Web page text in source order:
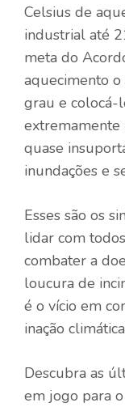
Celsius de
industrial até
meta do
aquecimento
grau e colocá-
extremamente
quase
inundações e
Esses são os
lidar com
combater a
loucura de
é o vício em
inação
Descubra as
em jogo para